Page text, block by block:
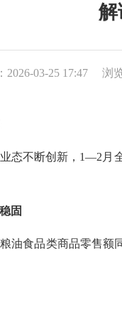
2026-03-25 17:47 浏
不断创新，1—2月全
固
品类商品零售额同